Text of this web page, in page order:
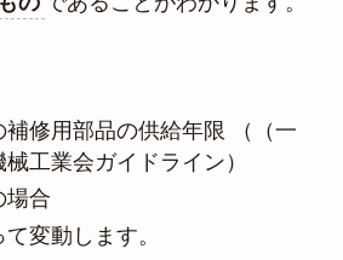
補修用部品の供給年限 （（一
工業会ガイドライン）
場合
変動します。